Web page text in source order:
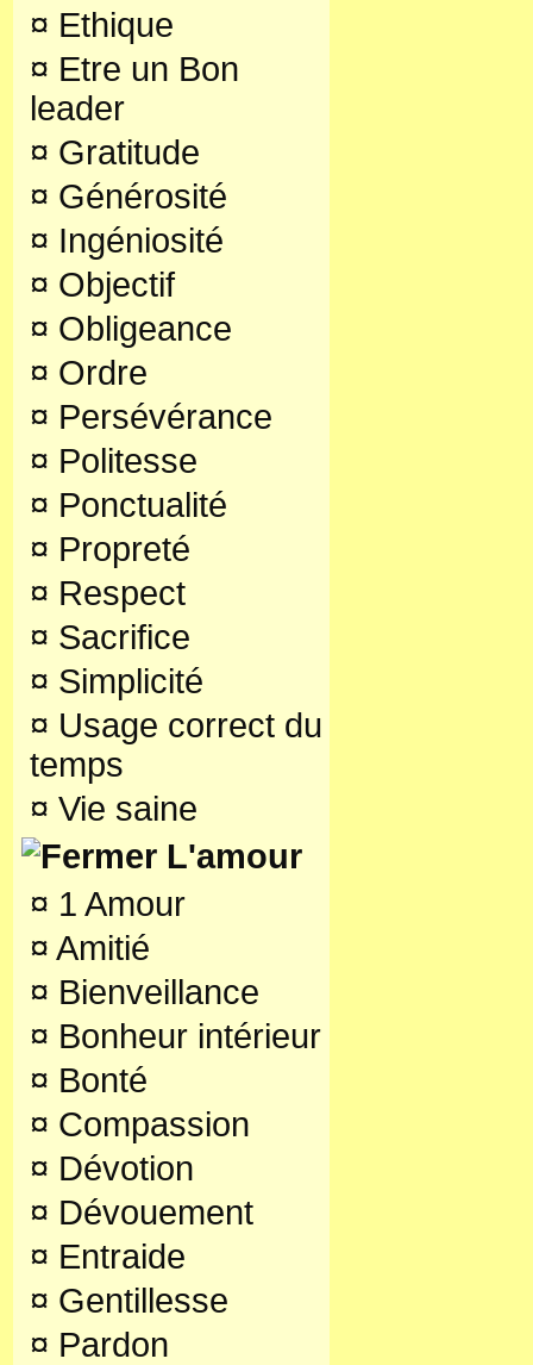
¤ Ethique
¤ Etre un Bon
leader
¤ Gratitude
¤ Générosité
¤ Ingéniosité
¤ Objectif
¤ Obligeance
¤ Ordre
¤ Persévérance
¤ Politesse
¤ Ponctualité
¤ Propreté
¤ Respect
¤ Sacrifice
¤ Simplicité
¤ Usage correct du
temps
¤ Vie saine
L'amour
¤ 1 Amour
¤ Amitié
¤ Bienveillance
¤ Bonheur intérieur
¤ Bonté
¤ Compassion
¤ Dévotion
¤ Dévouement
¤ Entraide
¤ Gentillesse
¤ Pardon